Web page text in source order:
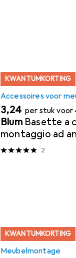
KWANTUMKORTING
Accessoires voor
EUR
3,24 per stuk voor
Blum Basette a
montaggio ad
2
KWANTUMKORTING
Meubelmontage